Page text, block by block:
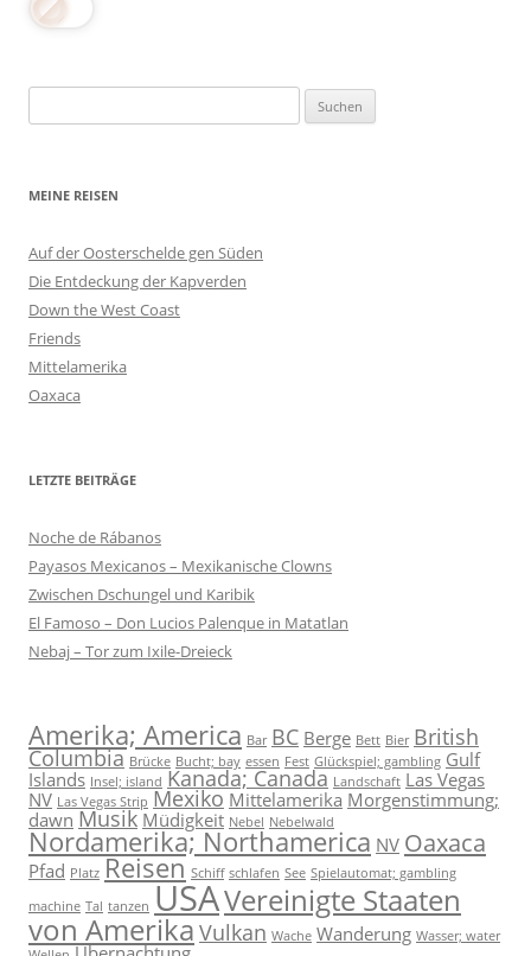
nach:
MEINE REISEN
Auf der Oosterschelde gen Süden
Die Entdeckung der Kapverden
Down the West Coast
Friends
Mittelamerika
Oaxaca
LETZTE BEITRÄGE
Noche de Rábanos
Payasos Mexicanos – Mexikanische Clowns
Zwischen Dschungel und Karibik
El Famoso – Don Lucios Palenque in Matatlan
Nebaj – Tor zum Ixile-Dreieck
Amerika; America Bar BC Berge Bett Bier British
Columbia Brücke Bucht; bay essen Fest Glückspiel; gambling Gulf
Islands Insel; island Kanada; Canada Landschaft Las Vegas
NV Las Vegas Strip Mexiko Mittelamerika Morgenstimmung;
dawn Musik Müdigkeit Nebel Nebelwald
Nordamerika; Northamerica NV Oaxaca
Pfad Platz Reisen Schiff schlafen See Spielautomat; gambling
machine Tal tanzen USAVereinigte Staaten
von Amerika Vulkan Wache Wanderung Wasser; water